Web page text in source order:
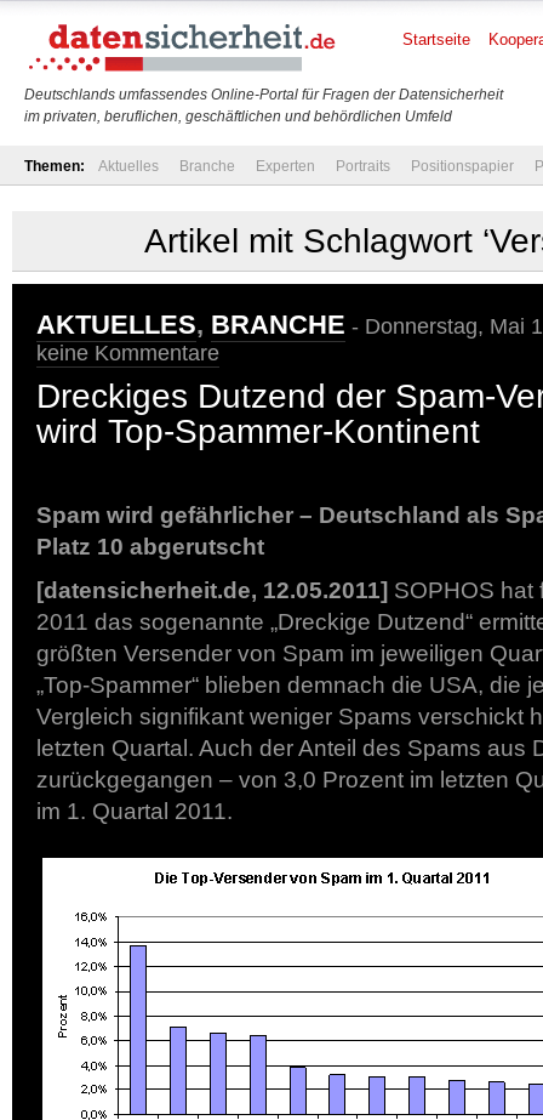
Deutschlands umfassendes Online-Portal für Fragen der Datensicherheit
im privaten, beruflichen, geschäftlichen und behördlichen Umfeld
Startseite
Themen: Aktuelles Branche Experten Portraits Positionspapier
Artikel mit Schlagwort
AKTUELLES, BRANCHE - Donnerstag, Mai
keine Kommentare
Dreckiges Dutzend der Spam-
wird Top-Spammer-Kontinent
Spam wird gefährlicher – Deutschland als
Platz 10 abgerutscht
[datensicherheit.de, 12.05.2011] SOPHOS hat
2011 das sogenannte „Dreckige Dutzend“
größten Versender von Spam im jeweiligen
„Top-Spammer“ blieben demnach die USA, die
Vergleich signifikant weniger Spams verschickt
letzten Quartal. Auch der Anteil des Spams aus
zurückgegangen – von 3,0 Prozent im letzten
im 1. Quartal 2011.